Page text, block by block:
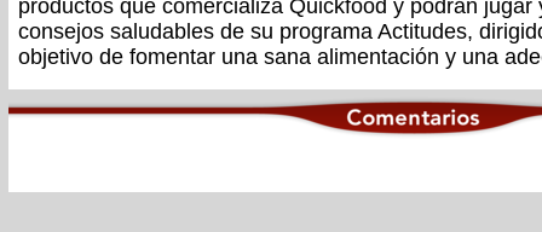
productos que comercializa Quickfood y podrán jugar
consejos saludables de su programa Actitudes,
objetivo de fomentar una sana alimentación y una